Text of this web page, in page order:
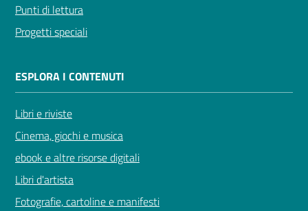
Punti di lettura
Progetti speciali
ESPLORA I CONTENUTI
Libri e riviste
Cinema, giochi e musica
ebook e altre risorse digitali
Libri d'artista
Fotografie, cartoline e manifesti